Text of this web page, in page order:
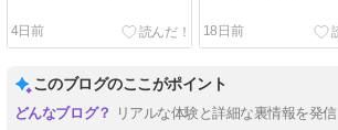
4日前 18日前
このブログのここがポイント
リアルな体験と詳細な裏情報を発信